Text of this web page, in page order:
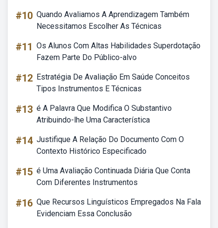
#10 Quando Avaliamos A Aprendizagem Também
Necessitamos Escolher As Técnicas
#11 Os Alunos Com Altas Habilidades Superdotação
Fazem Parte Do Público-alvo
#12 Estratégia De Avaliação Em Saúde Conceitos
Tipos Instrumentos E Técnicas
#13 é A Palavra Que Modifica O Substantivo
Atribuindo-lhe Uma Característica
#14 Justifique A Relação Do Documento Com O
Contexto Histórico Especificado
#15 é Uma Avaliação Continuada Diária Que Conta
Com Diferentes Instrumentos
#16 Que Recursos Linguísticos Empregados Na Fala
Evidenciam Essa Conclusão